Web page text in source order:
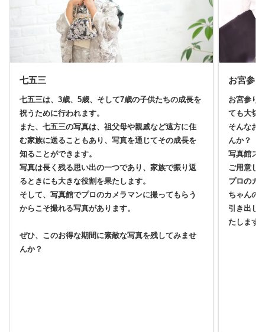
七五三
七五三は、3歳、5歳、そして7歳の子供たちの成長を
祝うために行われます。
また、七五三の写真は、祖父母や親戚など遠方に住
む家族に送ることもあり、写真を通じてその成長を
知ることができます。
写真は長く残る思い出の一つであり、家族で振り返
るときにも大きな役割を果たします。
そして、写真館でプロのカメラマンに撮ってもらう
からこそ撮れる写真があります。
ぜひ、このお得な期間に素敵な写真を残してみませ
んか？
お宮参り
お宮参り
ても大切
そんなお
んか？
写真館ス
ご用意し
プロのカ
ちゃんの
引き出し
たします